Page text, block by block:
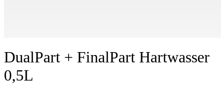
DualPart + FinalPart Hartwasser
0,5L